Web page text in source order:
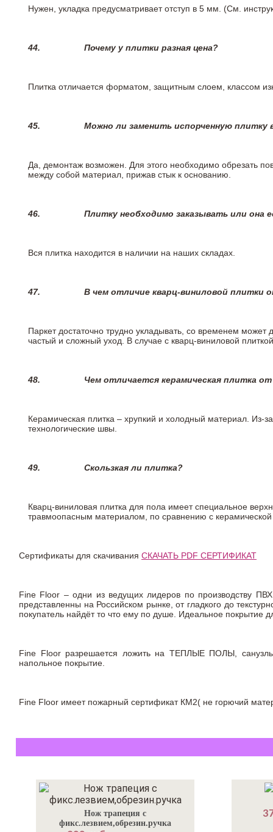
Нужен, укладка предусматривает отступ в 5 мм. (См.
44. Почему у плитки разная цена?
Плитка отличается форматом, защитным слоем, классом
45. Можно ли заменить испорченную плитку
Да, демонтаж возможен. Для этого необходимо обрезать
между собой материал, прижав стык к основанию.
46. Плитку необходимо заказывать или она
Вся плитка находится в наличии на наших складах.
47. В чем отличие кварц-виниловой плитки
Паркет достаточно трудно укладывать, со временем
частый и сложный уход. В случае с кварц-виниловой
48. Чем отличается керамическая плитка
Керамическая плитка – хрупкий и холодный материал. Из-
технологические швы.
49. Скользкая ли плитка?
Кварц-виниловая плитка для пола имеет специальное
травмоопасным материалом, по сравнению с
Сертификаты для скачивания СКАЧАТЬ PDF СЕРТИФИКАТ
Fine Floor – одни из ведущих лидеров по производству
представленны на Российском рынке, от гладкого до
покупатель найдёт то что ему по душе. Идеальное
Fine Floor разрешается ложить на ТЕПЛЫЕ ПОЛЫ,
напольное покрытие.
Fine Floor имеет пожарный сертификат КМ2( не горючий
Нож трапеция с
фикс.лезвием,обрезин.ручка